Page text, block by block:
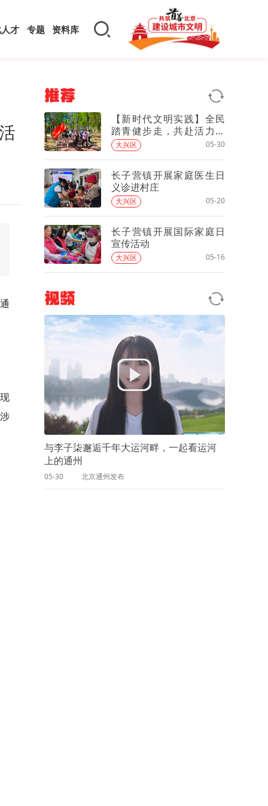
才 专题 资料库
推荐
【新时代文明实践】全民
踏青健步走，共赴活力之
约大兴区 05-30
长子营镇开展家庭医生日
义诊进村庄
大兴区 05-20
长子营镇开展国际家庭日
宣传活动
大兴区 05-16
视频
与李子柒邂逅千年大运河畔，一起看运河
上的通州
05-30 北京通州发布